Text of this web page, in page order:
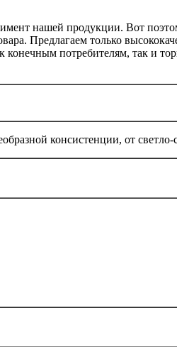
нашей продукции. Вот
Предлагаем только
потребителям, так и
консистенции, от